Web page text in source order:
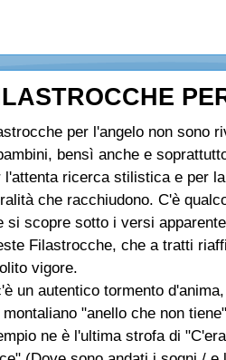
per l'angelo non sono
bensì anche e
l'attenta ricerca stilistica e per
che racchiudono. C'è
si scopre sotto i versi
Filastrocche, che a tratti
vigore.
un autentico tormento
montaliano "anello che non
ne è l'ultima strofa di